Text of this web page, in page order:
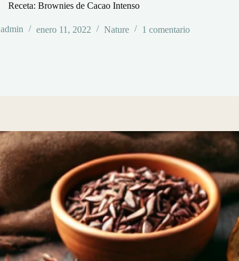
Receta: Brownies de Cacao Intenso
admin enero 11, 2022 Nature 1 comentario